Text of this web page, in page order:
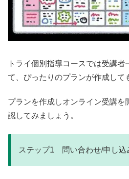
トライ個別指導コースでは受講
て、ぴったりのプランが作成して
プランを作成しオンライン受講を
認してみましょう。
ステップ1 問い合わせ/申し込